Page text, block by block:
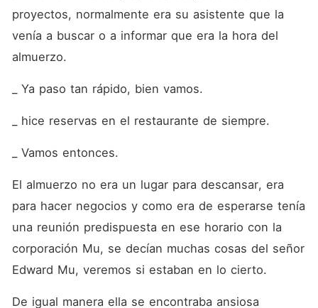
proyectos, normalmente era su asistente que la
venía a buscar o a informar que era la hora del
almuerzo.
_ Ya paso tan rápido, bien vamos.
_ hice reservas en el restaurante de siempre.
_ Vamos entonces.
El almuerzo no era un lugar para descansar, era
para hacer negocios y como era de esperarse tenía
una reunión predispuesta en ese horario con la
corporación Mu, se decían muchas cosas del señor
Edward Mu, veremos si estaban en lo cierto.
De igual manera ella se encontraba ansiosa